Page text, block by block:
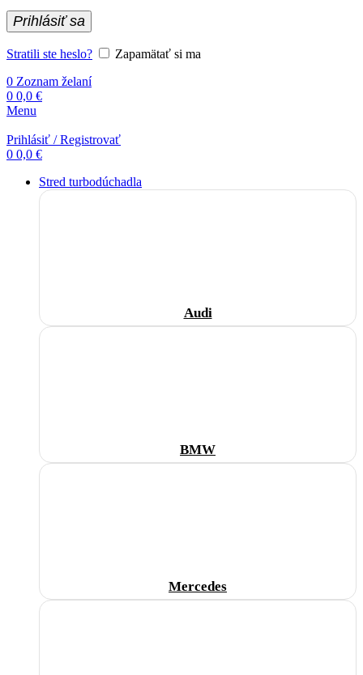
Prihlásiť sa
Stratili ste heslo?
Zapamätať si ma
0 Zoznam želaní
0 0,0 €
Menu
Prihlásiť / Registrovať
0 0,0 €
Stred turbodúchadla
Audi
BMW
Mercedes